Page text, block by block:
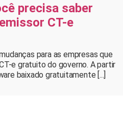
precisa saber
CT-e
para as empresas que
e gratuito do governo. A partir
baixado gratuitamente [...]